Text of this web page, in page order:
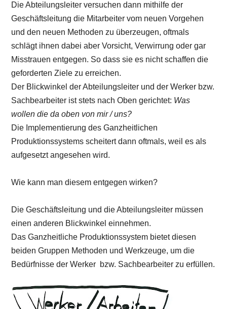
Die Abteilungsleiter versuchen dann mithilfe der
Geschäftsleitung die Mitarbeiter vom neuen Vorgehen
und den neuen Methoden zu überzeugen, oftmals
schlägt ihnen dabei aber Vorsicht, Verwirrung oder gar
Misstrauen entgegen. So dass sie es nicht schaffen die
geforderten Ziele zu erreichen.
Der Blickwinkel der Abteilungsleiter und der Werker bzw.
Sachbearbeiter ist stets nach Oben gerichtet: Was
wollen die da oben von mir / uns?
Die Implementierung des Ganzheitlichen
Produktionssystems scheitert dann oftmals, weil es als
aufgesetzt angesehen wird.
Wie kann man diesem entgegen wirken?
Die Geschäftsleitung und die Abteilungsleiter müssen
einen anderen Blickwinkel einnehmen.
Das Ganzheitliche Produktionssystem bietet diesen
beiden Gruppen Methoden und Werkzeuge, um die
Bedürfnisse der Werker bzw. Sachbearbeiter zu erfüllen.